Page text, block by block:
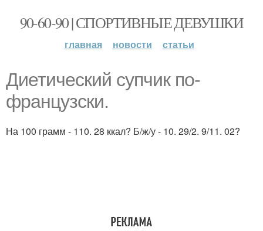
90-60-90 | СПОРТИВНЫЕ ДЕВУШКИ
главная новости статьи
Диетический супчик по-
французски.
На 100 грамм - 110. 28 ккал? Б/ж/у - 10. 29/2. 9/11. 02?